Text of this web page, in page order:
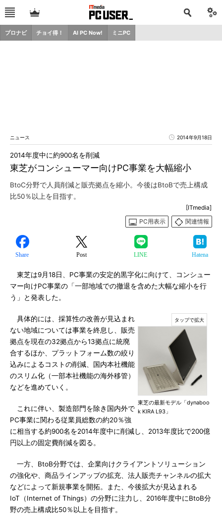
プロナビ チョイ得！ AI PC Now! ミニPC
ニュース 2014年9月18日
東芝がコンシューマー向けPC事業を大幅縮小
2014年度中に約900名を削減
BtoC分野で人員削減と販売拠点を縮小。今後はBtoBで売上構成
比50％以上を目指す。
[ITmedia]
PC用表示
関連情報
Share Post LINE Hatena
東芝は9月18日、PC事業の安定的黒字化に向けて、コンシュー
マー向けPC事業の「一部地域での撤退を含めた大幅な縮小を行
う」と発表した。
東芝の最新モデル「dynaboo
k KIRA L93」
具体的には、採算性の改善が見込まれ
ない地域については事業を終息し、販売
拠点を現在の32拠点から13拠点に統廃
合するほか、プラットフォーム数の絞り
込みによるコストの削減、国内本社機能
のスリム化（一部本社機能の海外移管）
などを進めていく。
これに伴い、製造部門を除き国内外で
PC事業に関わる従業員総数の約20％強
に相当する約900名を2014年度中に削減し、2013年度比で200億
円以上の固定費削減を図る。
一方、BtoB分野では、企業向けクライアントソリューション
の強化や、商品ラインアップの拡充、法人販売チャンネルの拡大
などによって新規事業を開拓。また、今後拡大が見込まれる
IoT（Internet of Things）の分野に注力し、2016年度中にBtoB分
野の売上構成比50％以上を目指す。